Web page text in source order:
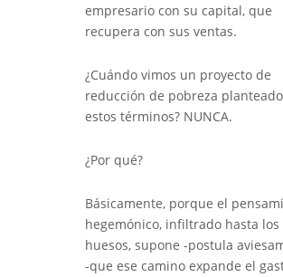
empresario con su capital, que
recupera con sus ventas.
¿Cuándo vimos un proyecto de
reducción de pobreza
estos términos? NUNCA.
¿Por qué?
Básicamente, porque el
hegemónico, infiltrado hasta los
huesos, supone -postula
-que ese camino expande el